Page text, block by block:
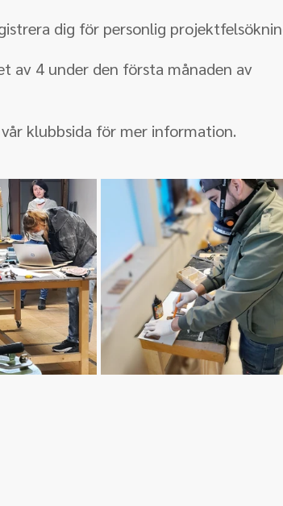
dig för personlig
av 4 under den första månaden av
klubbsida för mer information.